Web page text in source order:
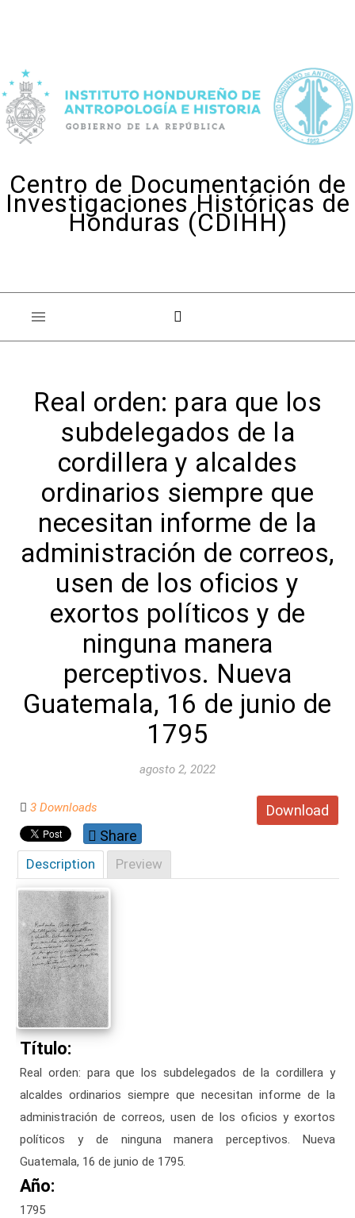
Centro de Documentación de
Investigaciones Históricas de
Honduras (CDIHH)
Real orden: para que los
subdelegados de la
cordillera y alcaldes
ordinarios siempre que
necesitan informe de la
administración de correos,
usen de los oficios y
exortos políticos y de
ninguna manera
perceptivos. Nueva
Guatemala, 16 de junio de
1795
agosto 2, 2022
Download
3 Downloads
Share
Description Preview
Título:
Real orden: para que los subdelegados de la cordillera y
alcaldes ordinarios siempre que necesitan informe de la
administración de correos, usen de los oficios y exortos
políticos y de ninguna manera perceptivos. Nueva
Guatemala, 16 de junio de 1795.
Año:
1795